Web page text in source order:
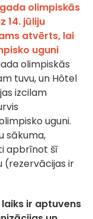
olimpiskās
14. jūliju
atvērts, lai
uguni
olimpiskās
tuvu, un Hôtel
izcilam
uguni.
sākuma,
apbrīnot šī
(rezervācijas ir
ir aptuvens